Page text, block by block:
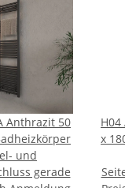
Anthrazit 50
und
gerade
H04
x